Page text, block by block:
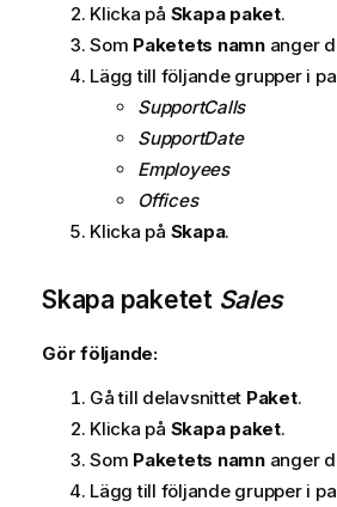
Klicka på Skapa paket.
Som Paketets namnanger
Lägg till följande grupper i
SupportCalls
SupportDate
Employees
Offices
Klicka på Skapa.
Skapa paketet Sales
Gör följande:
Gå till delavsnittet Paket.
Klicka på Skapa paket.
Som Paketets namnanger
Lägg till följande grupper i